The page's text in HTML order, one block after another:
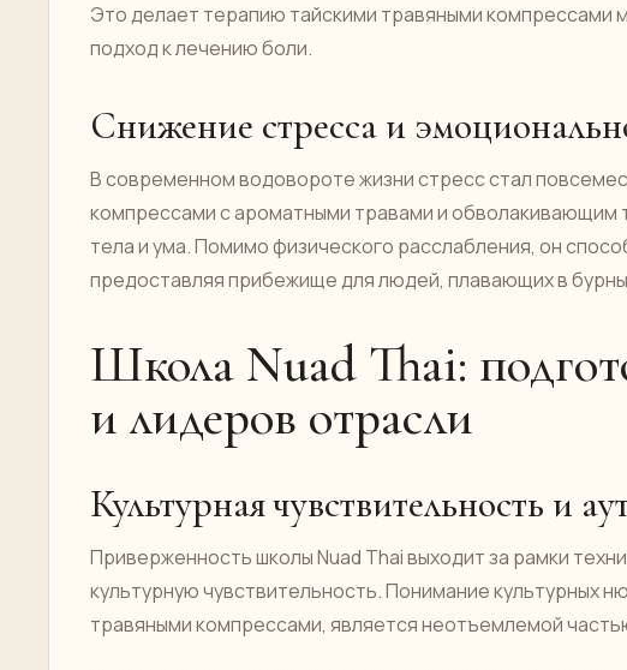
Это делает терапию тайскими травяными компрессами
подход к лечению боли.
Снижение стресса и
В современном водовороте жизни стресс стал
компрессами с ароматными травами и обволакивающим
тела и ума. Помимо физического расслабления, он
предоставляя прибежище для людей, плавающих в
Школа Nuad Thai:
и лидеров отрасли
Культурная чувствительность и
Приверженность школы Nuad Thai выходит за рамки
культурную чувствительность. Понимание культурных
травяными компрессами, является неотъемлемой